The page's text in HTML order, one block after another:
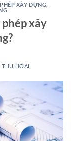
XÂY DỰNG
xây
THU HOAI